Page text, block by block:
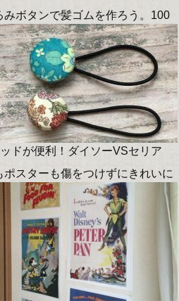
みボタンで髪ゴムを作ろう。100
ドが便利！ダイソーVSセリア
ポスターも傷をつけずにきれいに